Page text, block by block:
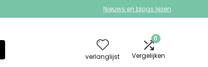
Nieuws en blogs lezen
verlanglijst
0
Vergelijken